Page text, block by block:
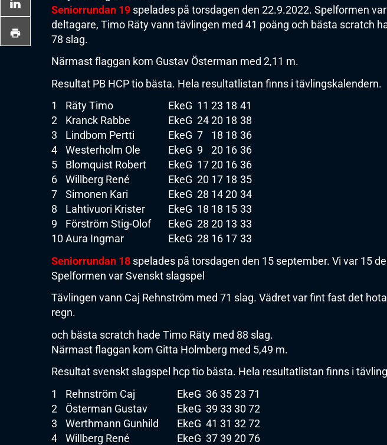
Seniorrundan 19 spelades på torsdagen den 22.9.2022. Spelformen
deltagare, Timo Räty vann tävlingen med 41 poäng och bästa scratch
78 slag.
Närmast flaggan kom Gustav Österman med 2,11 m.
Resultat PB HCP tio bästa. Hela resultatlistan finns i tävlingskalendern.
1
Räty Timo EkeG 11 23 18 41
2
Kranck Rabbe EkeG 2420 18 38
3
Lindbom Pertti EkeG 7 18 18 36
4
Westerholm Ole EkeG 9 20 16 36
5
Blomquist Robert EkeG 1720 16 36
6
Willberg René EkeG 20 17 18 35
7
Simonen Kari EkeG 28 1420 34
8
Lahtivuori Krister EkeG 18 18 15 33
9
Förström Stig-Olof EkeG 28 20 13 33
10Aura Ingmar EkeG 28 16 17 33
Seniorrundan 18 spelades på torsdagen den 15 september. Vi var 15
Spelformen var Svenskt slagspel
Tävlingen vann Caj Rehnström med 71 slag. Vädret var fint fast det
regn.
och bästa scratch hade Timo Räty med 88 slag.
Närmast flaggan kom Gitta Holmberg med 5,49 m.
Resultat svenskt slagspel hcp tio bästa. Hela resultatlistan finns i
1
Rehnström Caj EkeG 363523 71
2
Österman Gustav EkeG 39 33 3072
3
Werthmann Gunhild EkeG 41 31 3272
4
Willberg René EkeG 3739 2076